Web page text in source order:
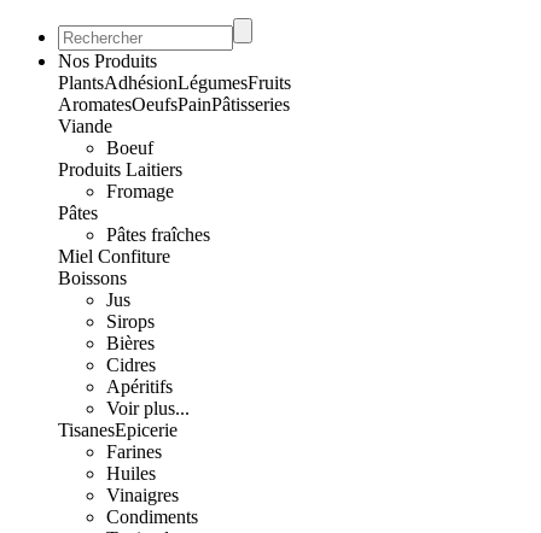
Nos Produits
PlantsAdhésionLégumesFruits
AromatesOeufsPainPâtisseries
Viande
Boeuf
Produits Laitiers
Fromage
Pâtes
Pâtes fraîches
Miel Confiture
Boissons
Jus
Sirops
Bières
Cidres
Apéritifs
Voir plus...
TisanesEpicerie
Farines
Huiles
Vinaigres
Condiments